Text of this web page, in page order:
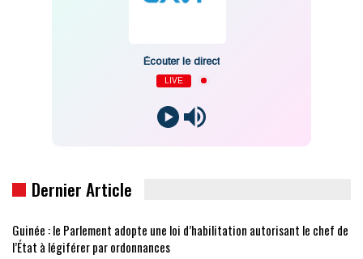
Écouter le direct
LIVE
Dernier Article
Guinée : le Parlement adopte une loi d’habilitation autorisant le chef de
l’État à légiférer par ordonnances